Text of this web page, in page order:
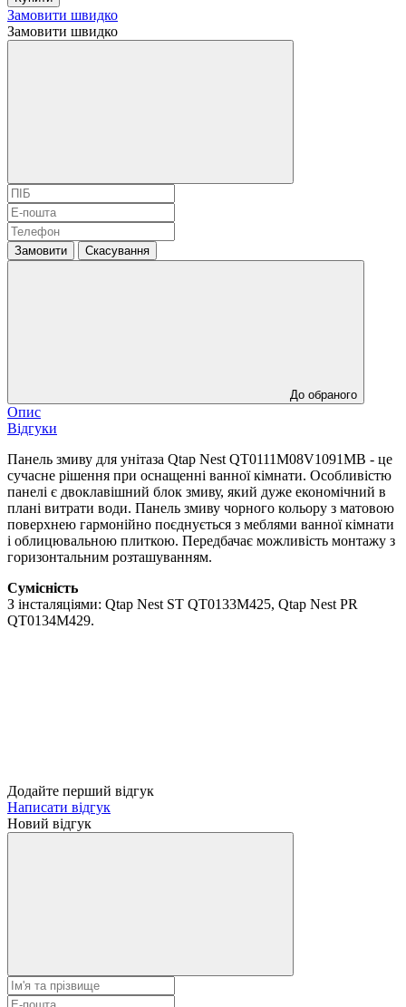
Замовити швидко
Замовити швидко
Замовити Скасування
До обраного
Опис
Відгуки
Панель змиву для унітаза Qtap Nest QT0111M08V1091MB - це
сучасне рішення при оснащенні ванної кімнати. Особливістю
панелі є двоклавішний блок змиву, який дуже економічний в
плані витрати води. Панель змиву чорного кольору з матовою
поверхнею гармонійно поєднується з меблями ванної кімнати
і облицювальною плиткою. Передбачає можливість монтажу з
горизонтальним розташуванням.
Сумісність
З інсталяціями: Qtap Nest ST QT0133M425, Qtap Nest PR
QT0134M429.
Додайте перший відгук
Написати відгук
Новий відгук